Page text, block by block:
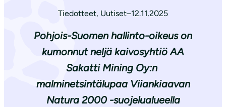
Tiedotteet, Uutiset–12.11.2025
Pohjois-Suomen hallinto-oikeus on
kumonnut neljä kaivosyhtiö AA
Sakatti Mining Oy:n
malminetsintälupaa Viiankiaavan
Natura 2000 -suojelualueella